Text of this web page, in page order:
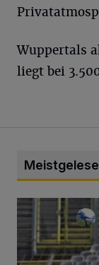
Wuppertals
liegt bei
WSV: